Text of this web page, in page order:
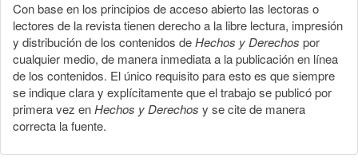
Con base en los principios de acceso abierto las lectoras o
lectores de la revista tienen derecho a la libre lectura, impresión
y distribución de los contenidos deHechos y Derechos por
cualquier medio, de manera inmediata a la publicación en línea
de los contenidos. El único requisito para esto es que siempre
se indique clara y explícitamente que el trabajo se publicó por
primera vez enHechos y Derechos y se cite de manera
correcta la fuente.